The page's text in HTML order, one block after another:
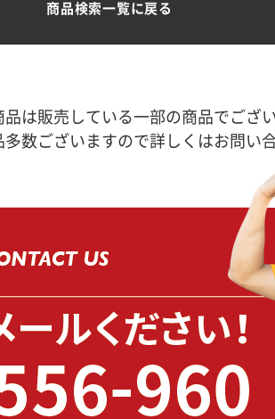
商品検索一覧に戻る
は販売している一部の商品でござい
数ございますので詳しくはお問い